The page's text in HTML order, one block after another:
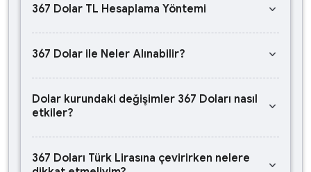
367 Dolar TL Hesaplama Yöntemi keyboard_arrow_down
367 Dolar ile Neler Alınabilir? keyboard_arrow_down
Dolar kurundaki değişimler 367 Doları nasıl
etkiler?
keyboard_arrow_down
367 Doları Türk Lirasına çevirirken nelere
keyboard_arrow_down